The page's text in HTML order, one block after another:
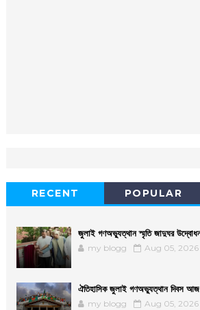
RECENT POPULAR
জুলাই গণঅভ্যুত্থান স্মৃতি জাদুঘর উদ্বোধন
my blogg Aug 05, 2026
ঐতিহাসিক জুলাই গণঅভ্যুত্থান দিবস আজ
my blogg Aug 05, 2026